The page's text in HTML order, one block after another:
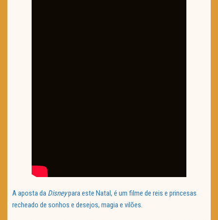
A aposta da Disneypara este Natal, é um filme de reis e princesas
recheado de sonhos e desejos, magia e vilões.